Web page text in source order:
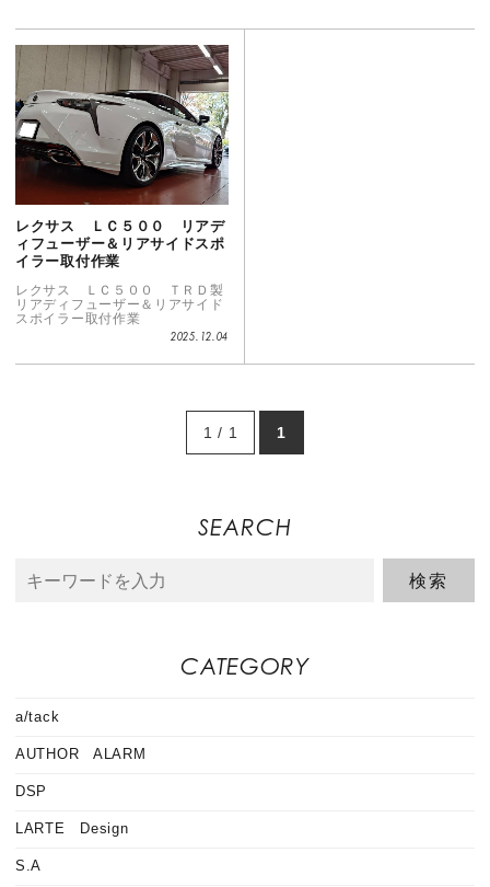
レクサス ＬＣ５００ リアデ
ィフューザー＆リアサイドスポ
イラー取付作業
レクサス ＬＣ５００ ＴＲＤ製
リアディフューザー＆リアサイド
スポイラー取付作業
2025.12.04
1 / 1 1
SEARCH
CATEGORY
a/tack
AUTHOR ALARM
DSP
LARTE Design
S.A